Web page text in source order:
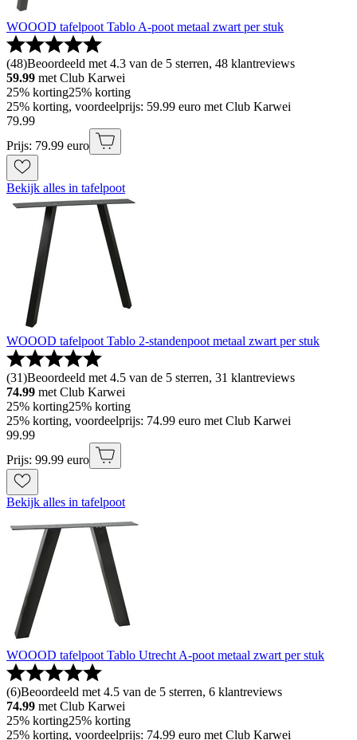
WOOOD tafelpoot Tablo A-poot metaal zwart per stuk
(48)Beoordeeld met 4.3 van de 5 sterren, 48 klantreviews
59.99 met Club Karwei
25% korting25% korting
25% korting, voordeelprijs: 59.99 euro met Club Karwei
79.99
Prijs: 79.99 euro
Bekijk alles in tafelpoot
WOOOD tafelpoot Tablo 2-standenpoot metaal zwart per stuk
(31)Beoordeeld met 4.5 van de 5 sterren, 31 klantreviews
74.99 met Club Karwei
25% korting25% korting
25% korting, voordeelprijs: 74.99 euro met Club Karwei
99.99
Prijs: 99.99 euro
Bekijk alles in tafelpoot
WOOOD tafelpoot Tablo Utrecht A-poot metaal zwart per stuk
(6)Beoordeeld met 4.5 van de 5 sterren, 6 klantreviews
74.99 met Club Karwei
25% korting25% korting
25% korting, voordeelprijs: 74.99 euro met Club Karwei